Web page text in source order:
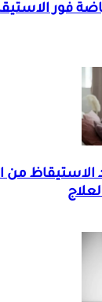
فور
من